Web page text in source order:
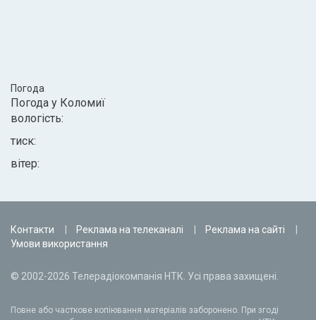
Погода
Погода у Коломиї
вологість:
тиск:
вітер:
Контакти Реклама на телеканалі
Реклама на сайті
Умови використання
© 2002-2026 Телерадіокомпанія НТК. Усі права захищені.
Повне або часткове копіювання матеріалів заборонено. При згоді